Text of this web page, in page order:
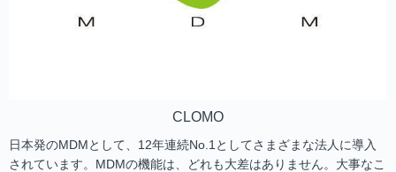
CLOMO
日本発のMDMとして、12年連続No.1としてさまざまな法人に導入
されています。MDMの機能は、どれも大差はありません。大事なこ